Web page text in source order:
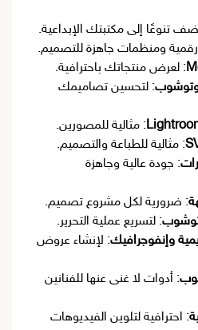
تنوعًا إلى مكتبتك الإبداعية.
رقمية ومنظمات جاهزة للتصميم.
: لعرض منتجاتك باحترافية.
: لتحسين تصاميمك
: مثالية للمصورين.
: مثالية للطباعة والتصميم.
: جودة عالية وجاهزة
: ضرورية لكل مشروع تصميم.
: لتسريع عملية التحرير.
: لإنشاء عروض
: أدوات لا غنى عنها للفنانين
: احترافية لتلوين الفيديوهات